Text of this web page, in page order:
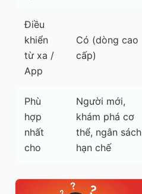
Điều
khiển
từ xa /
App
Có (dòng cao
cấp)
Phù
hợp
nhất
cho
Người mới,
khám phá cơ
thể, ngân sách
hạn chế